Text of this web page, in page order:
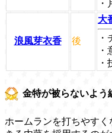
浪風芽衣香 後
大
金特が被らないよう
ホームランを打ちやす